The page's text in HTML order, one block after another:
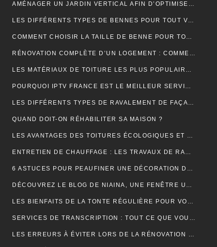
AMÉNAGER UN JARDIN VERTICAL AFIN D’OPTIMISER L’UTILISATION DE L’ESPACE EXTÉRIEUR.
LES DIFFÉRENTS TYPES DE BENNES POUR TOUT VENANT DISPONIBLES
COMMENT CHOISIR LA TAILLE DE BENNE POUR TOUT VENANT ?
RÉNOVATION COMPLÈTE D’UN LOGEMENT : COMMENT PROCÉDER ?
LES MATÉRIAUX DE TOITURE LES PLUS POPULAIRES ET LEURS CARACTÉRISTIQUES
POURQUOI IPTV FRANCE EST LE MEILLEUR SERVICE D’ABONNEMENT IPTV ?
LES DIFFÉRENTS TYPES DE RAVALEMENT DE FAÇADE
QUAND DOIT-ON RÉHABILITER SA MAISON ?
LES AVANTAGES DES TOITURES ÉCOLOGIQUES ET DURABLES
ENTRETIEN DE CHAUFFAGE : LES TRAVAUX DE RAMONAGE EN DÉTAIL
6 ASTUCES POUR PEAUFINER UNE DÉCORATION DE MARIAGE
DÉCOUVREZ LE BLOG DE NIAINA, UNE FENÊTRE UNIQUE SUR MADAGASCAR
LES BIENFAITS DE LA TONTE RÉGULIÈRE POUR VOTRE PELOUSE
SERVICES DE TRANSCRIPTION : TOUT CE QUE VOUS DEVEZ SAVOIR
LES ERREURS À ÉVITER LORS DE LA RÉNOVATION DE VOTRE TOITURE